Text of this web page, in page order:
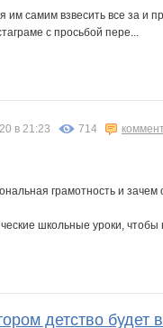
самим взвесить все за и
с просьбой пере...
в 21:23 714
грамотность и зачем
школьные уроки,
детство будет